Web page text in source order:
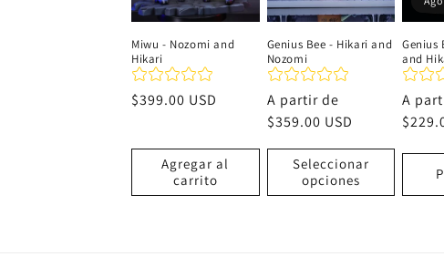
Miwu - Nozomi and
Hikari
Precio
$399.00 USD
Agregar al
carrito
Genius Bee - Hikari and
Nozomi
Precio
habitual
A partir de
$359.00 USD
Seleccionar
opciones
Genius
and
A